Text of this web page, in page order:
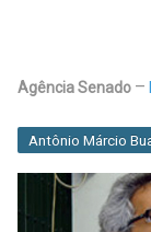
Agência Senado
Antônio Márcio